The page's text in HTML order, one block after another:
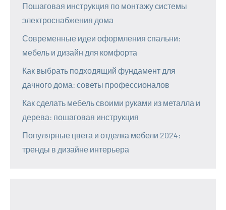
Пошаговая инструкция по монтажу системы
электроснабжения дома
Современные идеи оформления спальни:
мебель и дизайн для комфорта
Как выбрать подходящий фундамент для
дачного дома: советы профессионалов
Как сделать мебель своими руками из металла и
дерева: пошаговая инструкция
Популярные цвета и отделка мебели 2024:
тренды в дизайне интерьера